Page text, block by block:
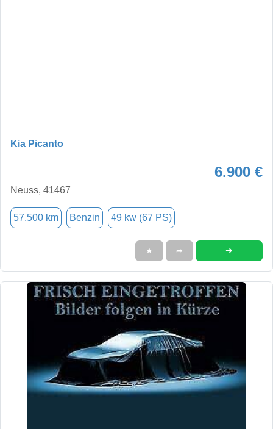
Kia Picanto
6.900 €
Neuss, 41467
57.500 km Benzin 49 kw (67 PS)
★ ➦ ➜